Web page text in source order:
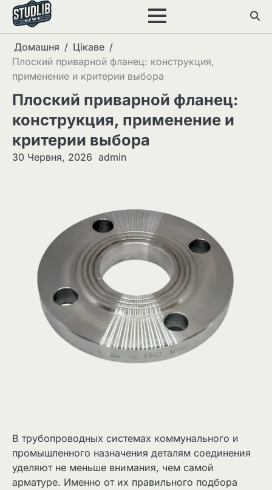
Перейти
вмісту
Домашня
Цікаве
Плоский приварной фланец: конструкция,
применение и критерии выбора
Плоский приварной фланец:
конструкция, применение и
критерии выбора
30 Червня, 2026 admin
В трубопроводных системах коммунального и
промышленного назначения деталям соединения
уделяют не меньше внимания, чем самой
арматуре. Именно от их правильного подбора